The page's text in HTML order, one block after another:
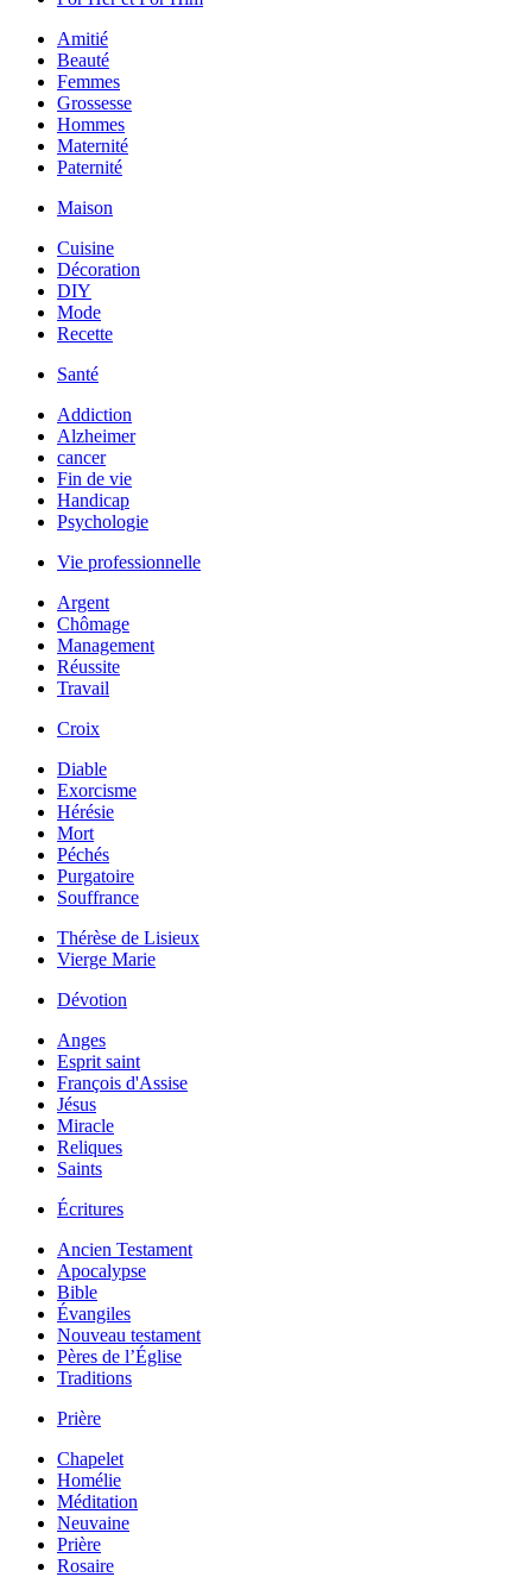
Amitié
Beauté
Femmes
Grossesse
Hommes
Maternité
Paternité
Maison
Cuisine
Décoration
DIY
Mode
Recette
Santé
Addiction
Alzheimer
cancer
Fin de vie
Handicap
Psychologie
Vie professionnelle
Argent
Chômage
Management
Réussite
Travail
Croix
Diable
Exorcisme
Hérésie
Mort
Péchés
Purgatoire
Souffrance
Thérèse de Lisieux
Vierge Marie
Dévotion
Anges
Esprit saint
François d'Assise
Jésus
Miracle
Reliques
Saints
Écritures
Ancien Testament
Apocalypse
Bible
Évangiles
Nouveau testament
Pères de l’Église
Traditions
Prière
Chapelet
Homélie
Méditation
Neuvaine
Prière
Rosaire